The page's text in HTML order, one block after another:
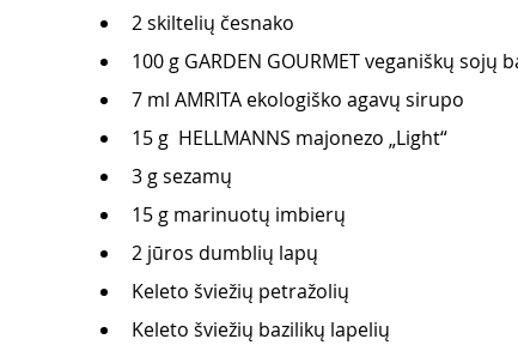
2 skiltelių česnako
100 g GARDEN GOURMET veganiškų sojų
7 ml AMRITA ekologiško agavų sirupo
15 g  HELLMANNS majonezo „Light“
3 g sezamų
15 g marinuotų imbierų
2 jūros dumblių lapų
Keleto šviežių petražolių
Keleto šviežių bazilikų lapelių